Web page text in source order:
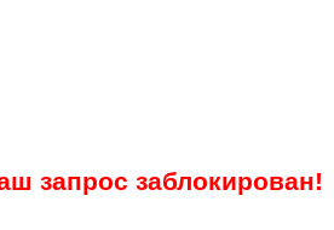
запрос заблокирован!